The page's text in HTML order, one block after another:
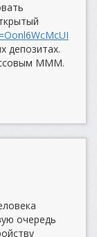
депозитах.
МММ.
очередь